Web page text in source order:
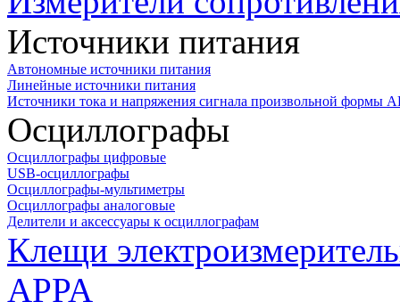
Источники питания
Автономные источники питания
Линейные источники питания
Источники тока и напряжения сигнала произвольной формы
Осциллографы
Осциллографы цифровые
USB-осциллографы
Осциллографы-мультиметры
Осциллографы аналоговые
Делители и аксессуары к осциллографам
Клещи
APPA